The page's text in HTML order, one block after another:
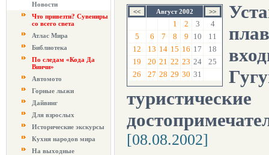
Новости
Что привезти? Сувениры
со всего света
Атлас Мира
Библиотека
По следам «Кода Да
Винчи»
Автомото
Горные лыжи
Дайвинг
Для взрослых
Исторические экскурсы
Кухня народов мира
На выходные
Август 2002
1 2 3
4
5
6 7 8 9 10
11
12
13 14 15 16 17
18
19
20 21 22 23 24
25
26
27 28 29 30 31
туристические
[08.08.2002]